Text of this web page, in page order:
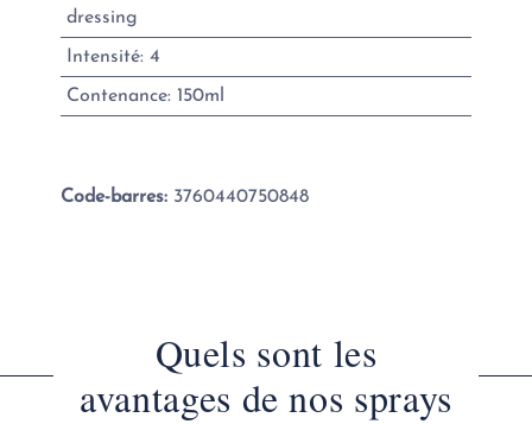
dressing
Intensité: 4
Contenance: 150ml
Code-barres: 3760440750848
Quels sont les
avantages de nos sprays